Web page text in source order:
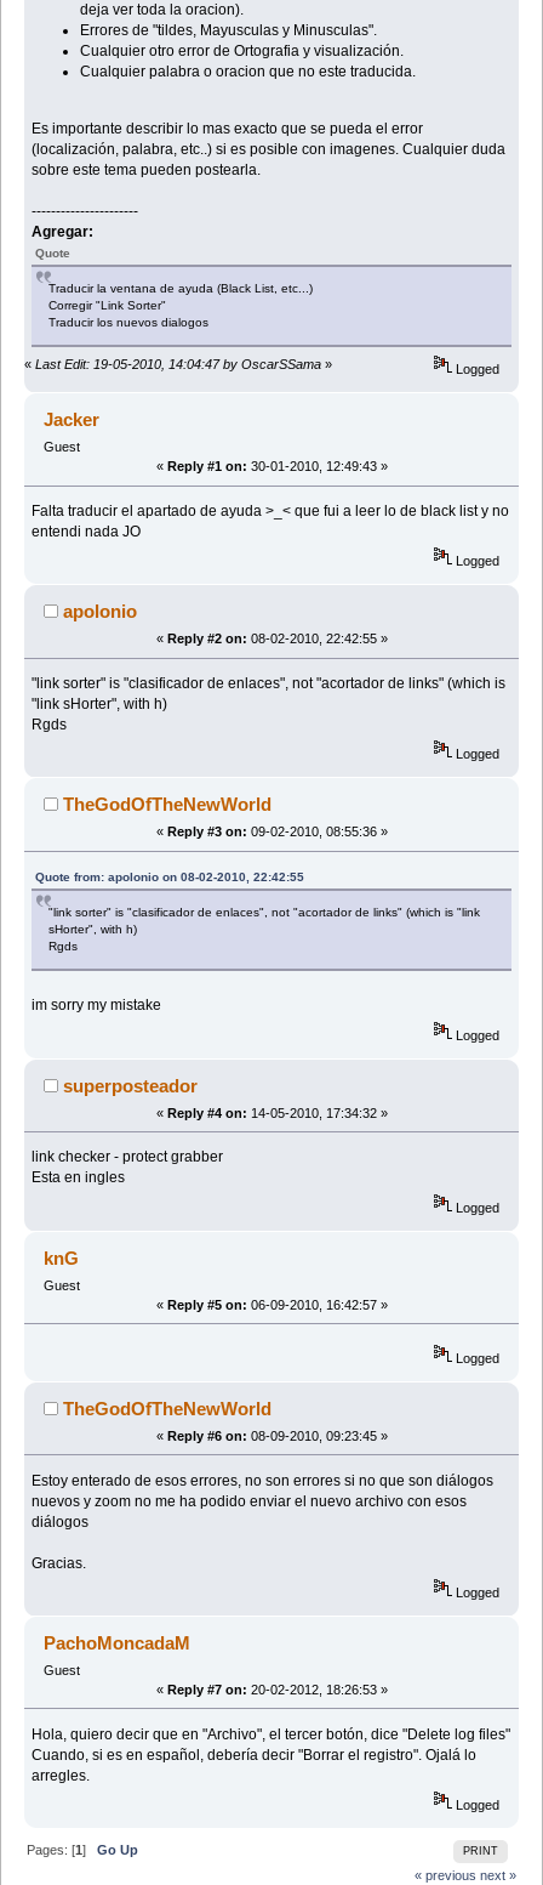
deja ver toda la oracion).
Errores de "tildes, Mayusculas y Minusculas".
Cualquier otro error de Ortografia y visualización.
Cualquier palabra o oracion que no este traducida.
Es importante describir lo mas exacto que se pueda el error
(localización, palabra, etc..) si es posible con imagenes. Cualquier duda
sobre este tema pueden postearla.
----------------------
Agregar:
Quote
Traducir la ventana de ayuda (Black List, etc...)
Corregir "Link Sorter"
Traducir los nuevos dialogos
« Last Edit: 19-05-2010, 14:04:47 by OscarSSama » Logged
Jacker
Guest
« Reply #1 on: 30-01-2010, 12:49:43 »
Falta traducir el apartado de ayuda >_< que fui a leer lo de black list y no
entendi nada JO
Logged
apolonio
« Reply #2 on: 08-02-2010, 22:42:55 »
"link sorter" is "clasificador de enlaces", not "acortador de links" (which is
"link sHorter", with h)
Rgds
Logged
TheGodOfTheNewWorld
« Reply #3 on: 09-02-2010, 08:55:36 »
Quote from: apolonio on 08-02-2010, 22:42:55
"link sorter" is "clasificador de enlaces", not "acortador de links" (which is "link
sHorter", with h)
Rgds
im sorry my mistake
Logged
superposteador
« Reply #4 on: 14-05-2010, 17:34:32 »
link checker - protect grabber
Esta en ingles
Logged
knG
Guest
« Reply #5 on: 06-09-2010, 16:42:57 »
Logged
TheGodOfTheNewWorld
« Reply #6 on: 08-09-2010, 09:23:45 »
Estoy enterado de esos errores, no son errores si no que son diálogos
nuevos y zoom no me ha podido enviar el nuevo archivo con esos
diálogos
Gracias.
Logged
PachoMoncadaM
Guest
« Reply #7 on: 20-02-2012, 18:26:53 »
Hola, quiero decir que en "Archivo", el tercer botón, dice "Delete log files"
Cuando, si es en español, debería decir "Borrar el registro". Ojalá lo
arregles.
Logged
PRINT
Pages: [1]Go Up
« previous next »